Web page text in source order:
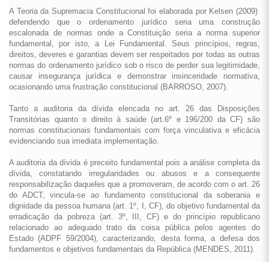
A Teoria da Supremacia Constitucional foi elaborada por Kelsen (2009)
defendendo que o ordenamento jurídico seria uma construção
escalonada de normas onde a Constituição seria a norma superior
fundamental, por isto, a Lei Fundamental. Seus princípios, regras,
direitos, deveres e garantias devem ser respeitados por todas as outras
normas do ordenamento jurídico sob o risco de perder sua legitimidade,
causar insegurança jurídica e demonstrar insinceridade normativa,
ocasionando uma frustração constitucional (BARROSO, 2007).
Tanto a auditoria da dívida elencada no art. 26 das Disposições
Transitórias quanto o direito à saúde (art.6º e 196/200 da CF) são
normas constitucionais fundamentais com força vinculativa e eficácia
evidenciando sua imediata implementação.
A auditoria da dívida é preceito fundamental pois a análise completa da
dívida, constatando irregularidades ou abusos e a consequente
responsabilização daqueles que a promoveram, de acordo com o art. 26
do ADCT, vincula-se ao fundamento constitucional da soberania e
dignidade da pessoa humana (art. 1º, I, CF), do objetivo fundamental da
erradicação da pobreza (art. 3º, III, CF) e do princípio republicano
relacionado ao adequado trato da coisa pública pelos agentes do
Estado (ADPF 59/2004), caracterizando, desta forma, a defesa dos
fundamentos e objetivos fundamentais da República (MENDES, 2011).